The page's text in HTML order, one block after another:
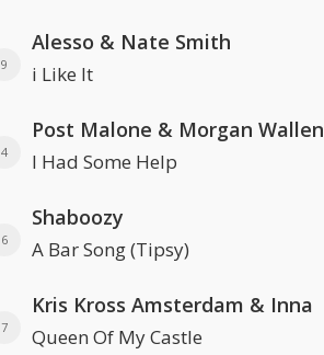
9
Alesso & Nate Smith
i Like It
4
Post Malone & Morgan Wallen
I Had Some Help
6
Shaboozy
A Bar Song (Tipsy)
7
Kris Kross Amsterdam & Inna
Queen Of My Castle